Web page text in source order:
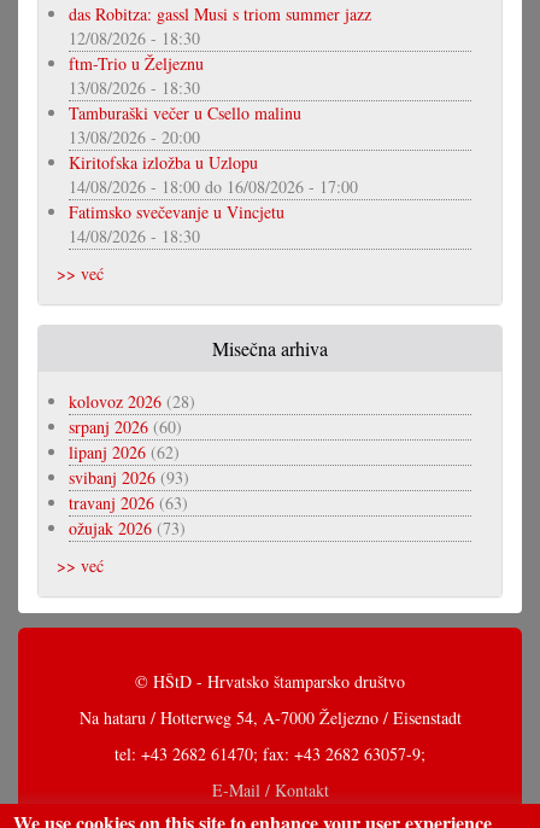
das Robitza: gassl Musi s triom summer jazz
12/08/2026 - 18:30
ftm-Trio u Željeznu
13/08/2026 - 18:30
Tamburaški večer u Csello malinu
13/08/2026 - 20:00
Kiritofska izložba u Uzlopu
14/08/2026 - 18:00 do 16/08/2026 - 17:00
Fatimsko svečevanje u Vincjetu
14/08/2026 - 18:30
>> već
Misečna arhiva
kolovoz 2026 (28)
srpanj 2026 (60)
lipanj 2026 (62)
svibanj 2026 (93)
travanj 2026 (63)
ožujak 2026 (73)
>> već
© HŠtD - Hrvatsko štamparsko društvo
Na hataru / Hotterweg 54, A-7000 Željezno / Eisenstadt
tel: +43 2682 61470; fax: +43 2682 63057-9;
E-Mail / Kontakt